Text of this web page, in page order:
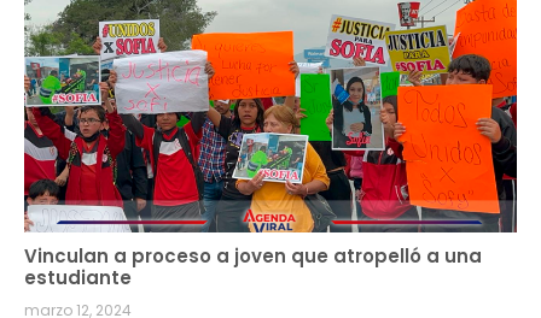
Vinculan a proceso a joven que atropelló a una
estudiante
marzo 12, 2024